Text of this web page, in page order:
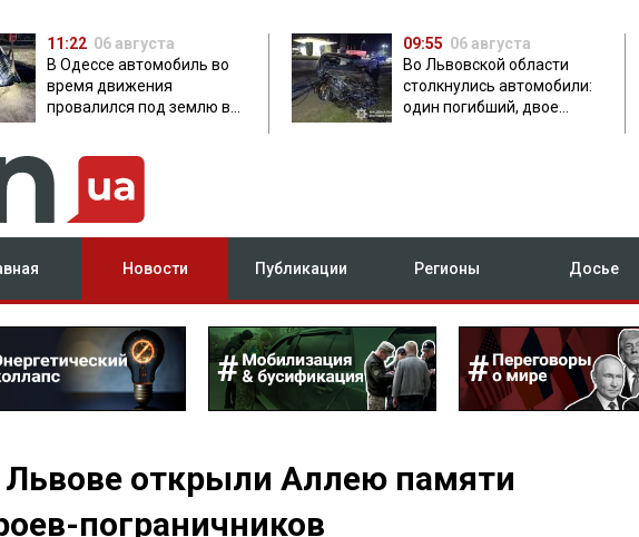
11:22 06 августа
В Одессе автомобиль во
время движения
провалился под землю в
09:55 06 августа
Во Львовской области
столкнулись автомобили:
один погибший, двое
Новости Публикации Регионы Досье
Львове открыли Аллею памяти
пограничников